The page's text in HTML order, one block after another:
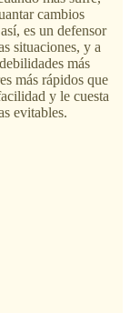
cambios
es un defensor
situaciones, y a
más
más rápidos que
y le cuesta
evitables.